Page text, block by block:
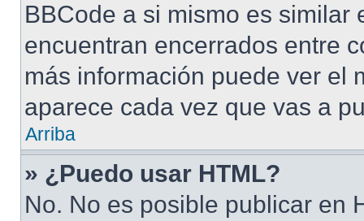
BBCode a si mismo es similar
encuentran encerrados entre
más información puede ver el
aparece cada vez que vas a
Arriba
» ¿Puedo usar HTML?
No. No es posible publicar en